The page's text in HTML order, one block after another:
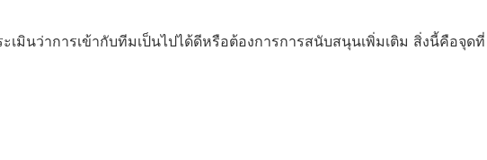
มินว่าการเข้ากับทีมเป็นไปได้ดีหรือต้องการการสนับสนุนเพิ่มเติม สิ่งนี้คือจุดที่